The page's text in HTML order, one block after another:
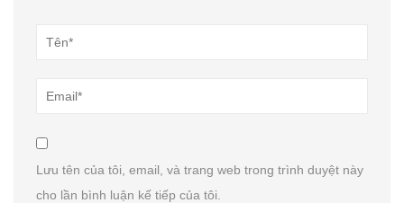
Lưu tên của tôi, email, và trang web trong trình duyệt này
cho lần bình luận kế tiếp của tôi.